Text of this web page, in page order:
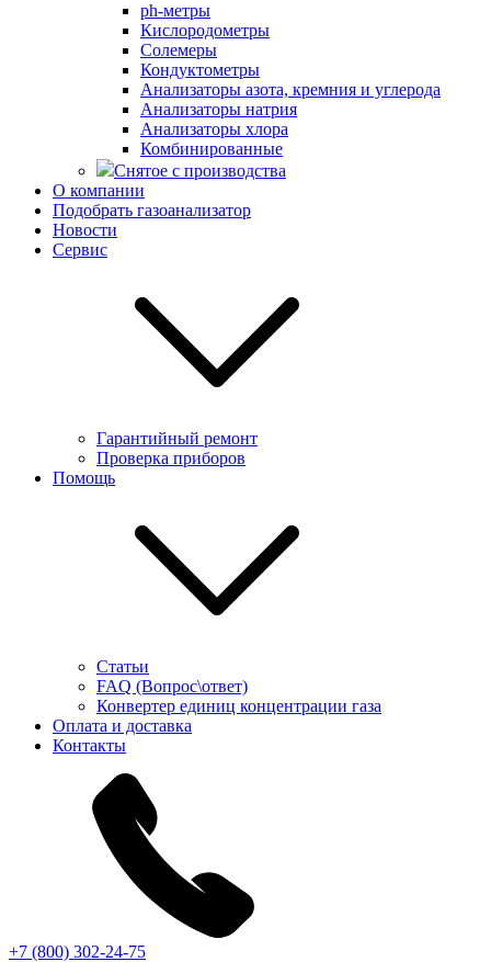
ph-метры
Кислородометры
Солемеры
Кондуктометры
Анализаторы азота, кремния и углерода
Анализаторы натрия
Анализаторы хлора
Комбинированные
Снятое с производства
О компании
Подобрать газоанализатор
Новости
Сервис
Гарантийный ремонт
Проверка приборов
Помощь
Статьи
FAQ (Вопрос\ответ)
Конвертер единиц концентрации газа
Оплата и доставка
Контакты
+7 (800) 302-24-75